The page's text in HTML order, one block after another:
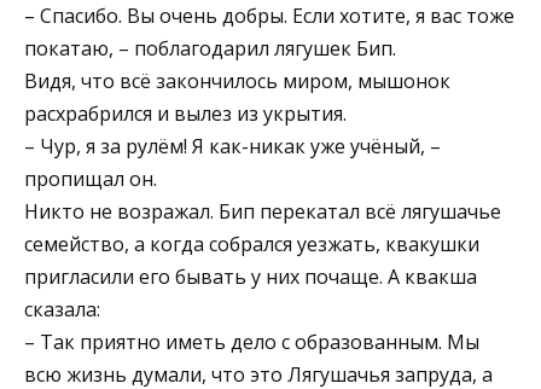
– Спасибо. Вы очень добры. Если хотите, я вас тоже
покатаю, – поблагодарил лягушек Бип.
Видя, что всё закончилось миром, мышонок
расхрабрился и вылез из укрытия.
– Чур, я за рулём! Я как-никак уже учёный, –
пропищал он.
Никто не возражал. Бип перекатал всё лягушачье
семейство, а когда собрался уезжать, квакушки
пригласили его бывать у них почаще. А квакша
сказала:
– Так приятно иметь дело с образованным. Мы
всю жизнь думали, что это Лягушачья запруда, а